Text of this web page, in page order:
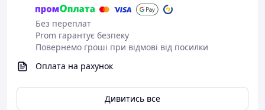
Без переплат
Prom гарантує безпеку
Повернемо гроші при відмові від посилки
Оплата на рахунок
Дивитись все